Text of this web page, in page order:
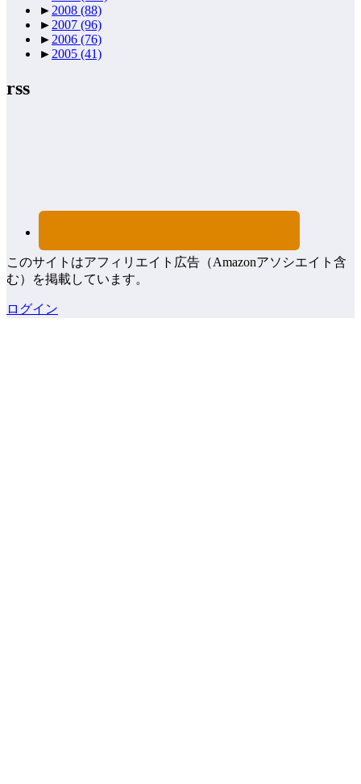
► 2008 (88)
► 2007 (96)
► 2006 (76)
► 2005 (41)
rss
このサイトはアフィリエイト広告（Amazonアソシエイト含
む）を掲載しています。
ログイン